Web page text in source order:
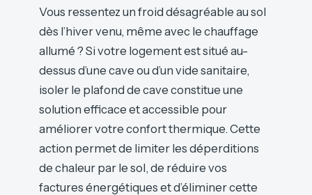
Vous ressentez un froid désagréable au sol
dès l’hiver venu, même avec le chauffage
allumé ? Si votre logement est situé au-
dessus d’une cave ou d’un vide sanitaire,
isoler le plafond de cave constitue une
solution efficace et accessible pour
améliorer votre confort thermique. Cette
action permet de limiter les déperditions
de chaleur par le sol, de réduire vos
factures énergétiques et d’éliminer cette